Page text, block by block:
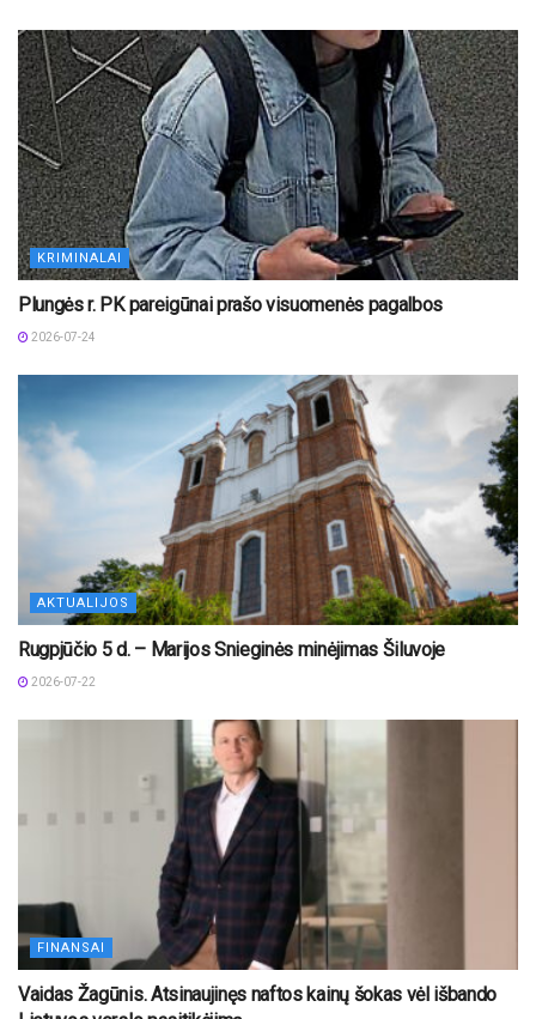
KRIMINALAI
Plungės r. PK pareigūnai prašo visuomenės pagalbos
2026-07-24
AKTUALIJOS
Rugpjūčio 5 d. – Marijos Snieginės minėjimas Šiluvoje
2026-07-22
FINANSAI
Vaidas Žagūnis. Atsinaujinęs naftos kainų šokas vėl išbando